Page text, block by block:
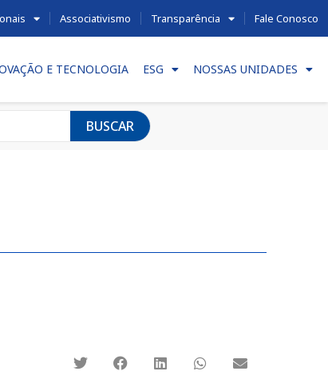
Associativismo Transparência Fale Conosco
E TECNOLOGIA ESG NOSSAS UNIDADES
BUSCAR